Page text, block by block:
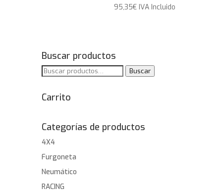
95,35€ IVA Incluido
Buscar productos
Buscar
Buscar
Carrito
Categorías de productos
4X4
Furgoneta
Neumático
RACING